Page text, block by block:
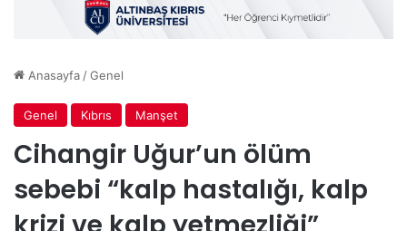
Anasayfa /Genel
Genel Kıbrıs Manşet
Cihangir Uğur’un ölüm
sebebi “kalp hastalığı, kalp